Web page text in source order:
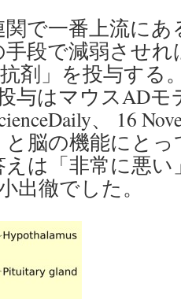
で一番上流にあ
段で減弱させ
抗剤」を投与する
与はマウスAD
、 16
と脳の機能にと
えは「非常に悪
出徹でした。